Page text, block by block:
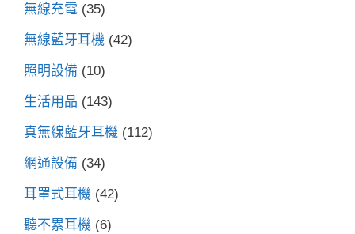
無線充電 (35)
無線藍牙耳機 (42)
照明設備 (10)
生活用品 (143)
真無線藍牙耳機 (112)
網通設備 (34)
耳罩式耳機 (42)
聽不累耳機 (6)